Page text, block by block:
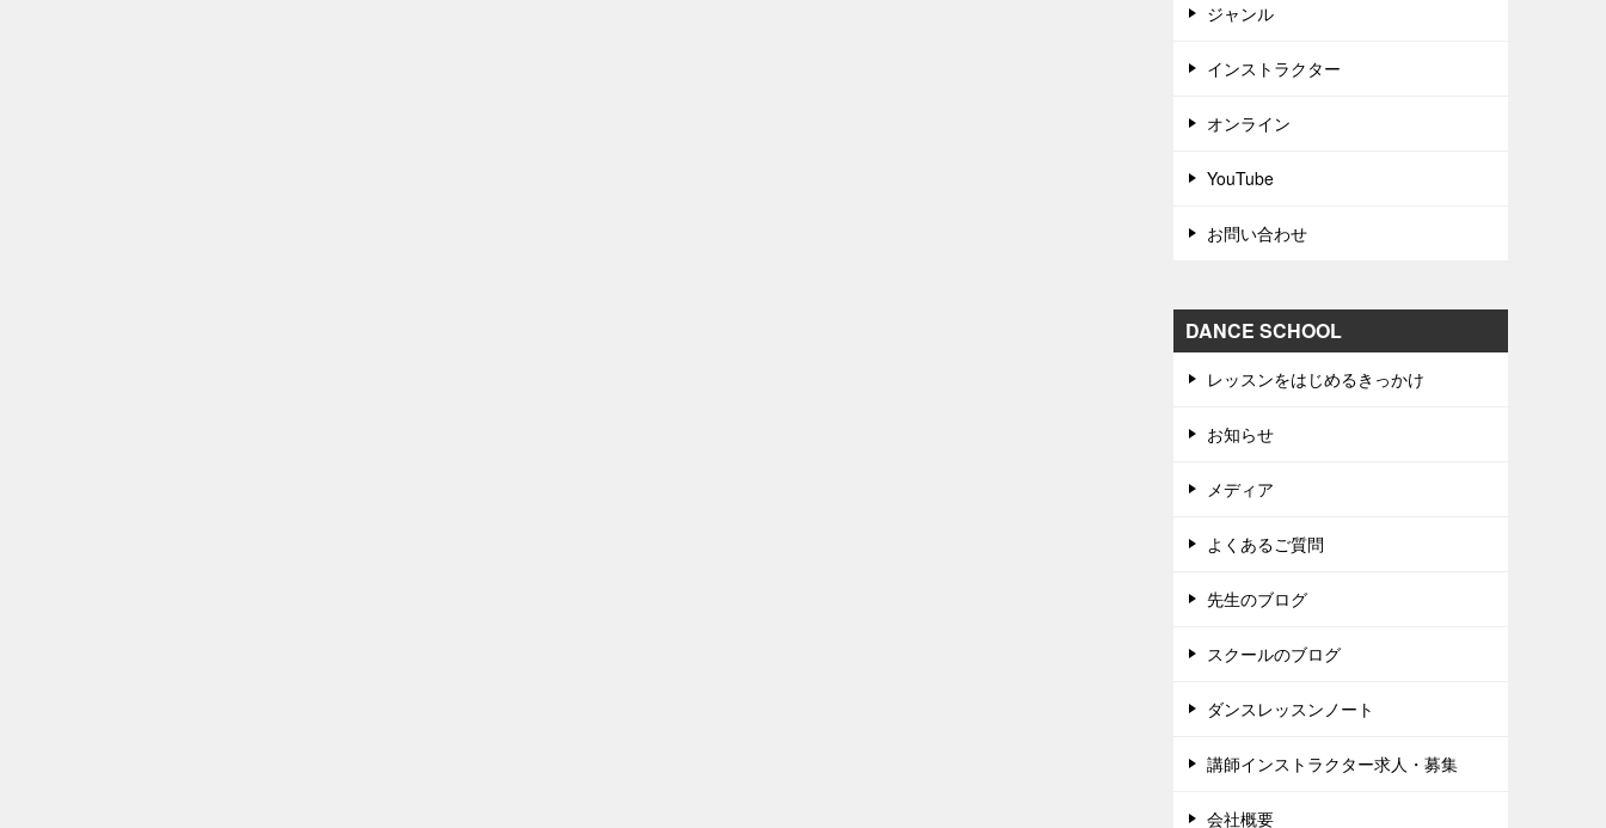
ジャンル
インストラクター
オンライン
YouTube
お問い合わせ
DANCE SCHOOL
レッスンをはじめるきっかけ
お知らせ
メディア
よくあるご質問
先生のブログ
スクールのブログ
ダンスレッスンノート
講師インストラクター求人・募集
会社概要